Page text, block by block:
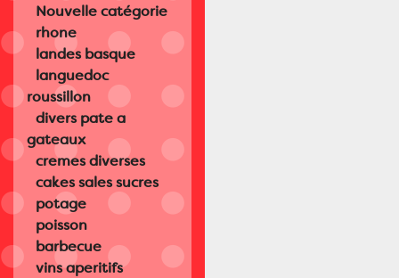
Nouvelle catégorie
rhone
landes basque
languedoc
roussillon
divers pate a
gateaux
cremes diverses
cakes sales sucres
potage
poisson
barbecue
vins aperitifs